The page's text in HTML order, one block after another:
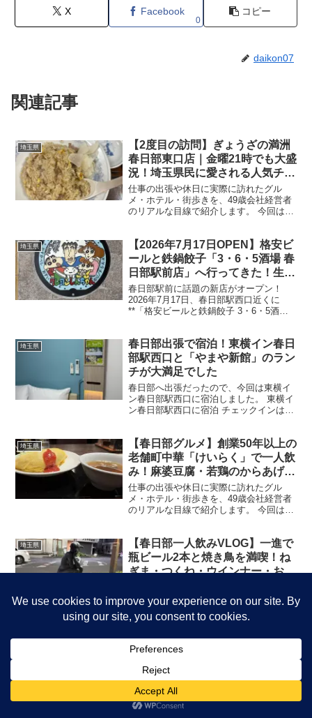
X Facebook
0
コピー
daikon07
関連記事
埼玉県
【2度目の訪問】ぎょうざの満洲
春日部東口店｜金曜21時でも大盛
況！埼玉県民に愛される人気チェ
ーン
仕事の出張や休日に実際に訪れたグル
メ・ホテル・街歩きを、49歳会社経営者
のリアルな目線で紹介します。 今回は
たため再訪しましたが、今回は金曜日の
21時頃にもか...
埼玉県
【2026年7月17日OPEN】格安ビ
ールと鉄鍋餃子「3・6・5酒場 春
日部駅前店」へ行ってきた！生ビ
ール199円（税込218円）のコス
パ酒場
春日部駅前に話題の新店がオープン！
2026年7月17日、春日部駅西口近くに
**「格安ビールと鉄鍋餃子 3・6・5酒場
屋チェーンで、最大の魅力はなんといっ
ても… ...
埼玉県
春日部出張で宿泊！東横イン春日
部駅西口と「やまや新館」のラン
チが大満足でした
春日部へ出張だったので、今回は東横イ
ン春日部駅西口に宿泊しました。 東横イ
ン春日部駅西口に宿泊 チェックインはス
もしっかりしています。 部屋はシングル
ですが、・ベッド...
埼玉県
【春日部グルメ】創業50年以上の
老舗町中華「けいらく」で一人飲
み！麻婆豆腐・若鶏のからあげ・
オムライスを堪能
仕事の出張や休日に実際に訪れたグル
メ・ホテル・街歩きを、49歳会社経営者
のリアルな目線で紹介します。 今回は、
元で50年以上愛され続ける町中華であり
ながら、おしゃ...
埼玉県
【春日部一人飲みVLOG】一進で
瓶ビール2本と焼き鳥を満喫！ね
ぎま・つくね・ウインナー・おに
メ・ホテル・街歩きを、49歳会社経営者
のリアルな目線で紹介します。 春日部で
長年愛される焼き鳥店「一進」へ 今回は
がらの落ち着...
東武動物公園の宮代一茶（そば）
BLOG（ブログ）書き込みを見て初陣 昼
前12時だったので満席。相席でも了承し
てやっと、入れました。 店構え 老舗の店
構え、年輪を感じますね 一茶 宮代 手打
検索